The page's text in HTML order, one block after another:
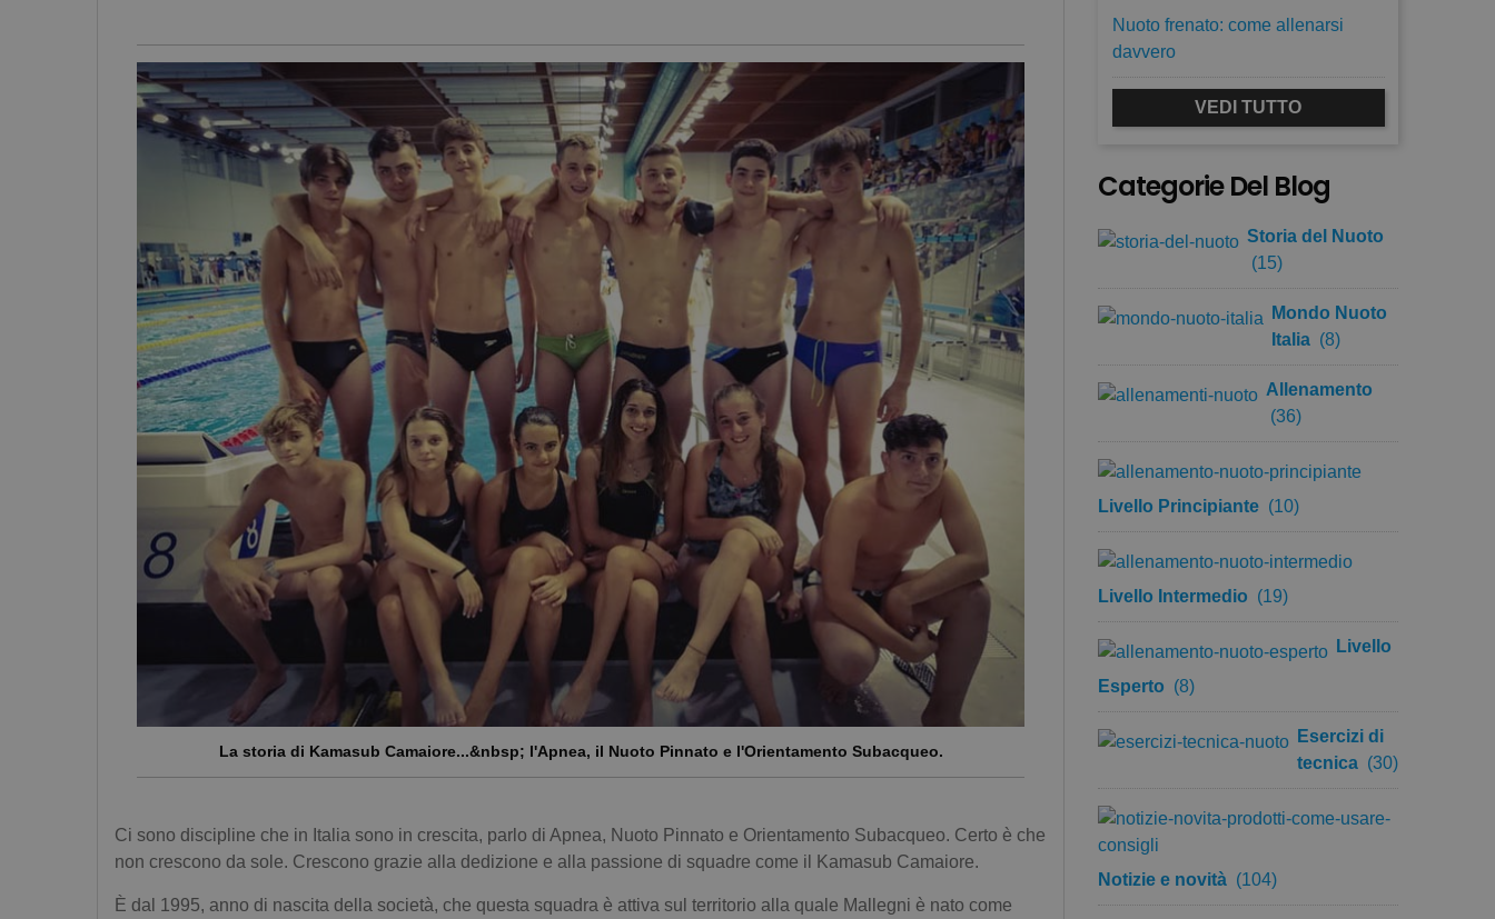
La storia di Kamasub Camaiore...&nbsp; l'Apnea, il Nuoto Pinnato e l'Orientamento Subacqueo.
Ci sono discipline che in Italia sono in crescita, parlo di Apnea, Nuoto Pinnato e Orientamento Subacqueo. Certo è che
non crescono da sole. Crescono grazie alla dedizione e alla passione di squadre come il Kamasub Camaiore.
È dal 1995, anno di nascita della società, che questa squadra è attiva sul territorio alla quale Mallegni è nato come
Nuoto frenato: come allenarsi
davvero
VEDI TUTTO
Categorie Del Blog
Storia del Nuoto
(15)
Mondo Nuoto
Italia (8)
Allenamento
(36)
Livello Principiante (10)
Livello Intermedio (19)
Livello
Esperto (8)
Esercizi di
tecnica (30)
Notizie e novità (104)